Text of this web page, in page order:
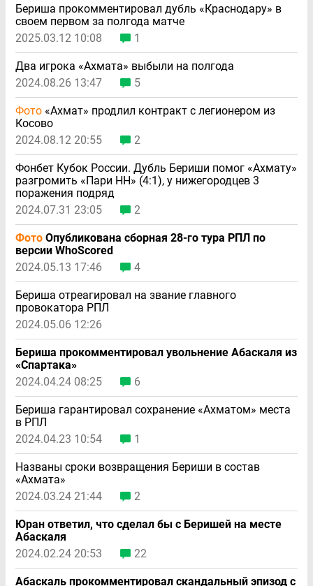
Бериша прокомментировал дубль «Краснодару» в
своем первом за полгода матче
2025.03.12 10:08
1
Два игрока «Ахмата» выбыли на полгода
2024.08.26 13:47
5
Фото «Ахмат» продлил контракт с легионером из
Косово
2024.08.12 20:55
2
Фонбет Кубок России. Дубль Бериши помог «Ахмату»
разгромить «Пари НН» (4:1), у нижегородцев 3
поражения подряд
2024.07.31 23:05
2
Фото Опубликована сборная 28-го тура РПЛ по
версии WhoScored
2024.05.13 17:46
4
Бериша отреагировал на звание главного
провокатора РПЛ
2024.05.06 12:26
Бериша прокомментировал увольнение Абаскаля из
«Спартака»
2024.04.24 08:25
6
Бериша гарантировал сохранение «Ахматом» места
в РПЛ
2024.04.23 10:54
1
Названы сроки возвращения Бериши в состав
«Ахмата»
2024.03.24 21:44
2
Юран ответил, что сделал бы с Беришей на месте
Абаскаля
2024.02.24 20:53
22
Абаскаль прокомментировал скандальный эпизод с